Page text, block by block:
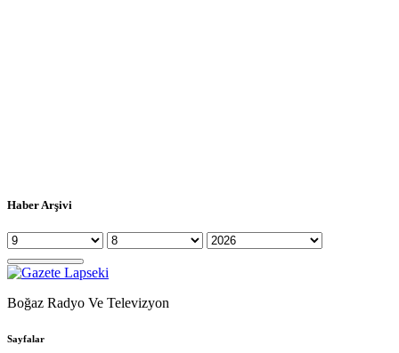
Haber Arşivi
Boğaz Radyo Ve Televizyon
Sayfalar